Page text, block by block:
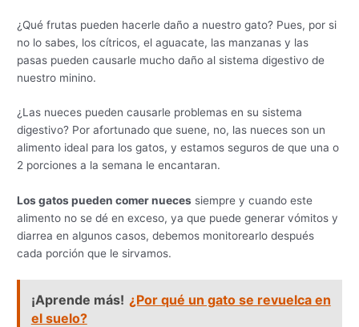
¿Qué frutas pueden hacerle daño a nuestro gato? Pues, por si
no lo sabes, los cítricos, el aguacate, las manzanas y las
pasas pueden causarle mucho daño al sistema digestivo de
nuestro minino.
¿Las nueces pueden causarle problemas en su sistema
digestivo? Por afortunado que suene, no, las nueces son un
alimento ideal para los gatos, y estamos seguros de que una o
2 porciones a la semana le encantaran.
Los gatos pueden comer nueces siempre y cuando este
alimento no se dé en exceso, ya que puede generar vómitos y
diarrea en algunos casos, debemos monitorearlo después
cada porción que le sirvamos.
¡Aprende más! ¿Por qué un gato se revuelca en
el suelo?